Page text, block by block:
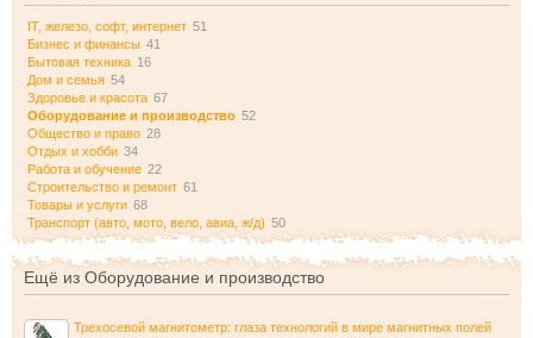
IT, железо, софт, интернет 51
Бизнес и финансы 41
Бытовая техника 16
Дом и семья 54
Здоровье и красота 67
Оборудование и производство 52
Общество и право 28
Отдых и хобби 34
Работа и обучение 22
Строительство и ремонт 61
Товары и услуги 68
Транспорт (авто, мото, вело, авиа, ж/д) 50
Ещё из Оборудование и производство
Трехосевой магнитометр: глаза технологий в мире магнитных полей